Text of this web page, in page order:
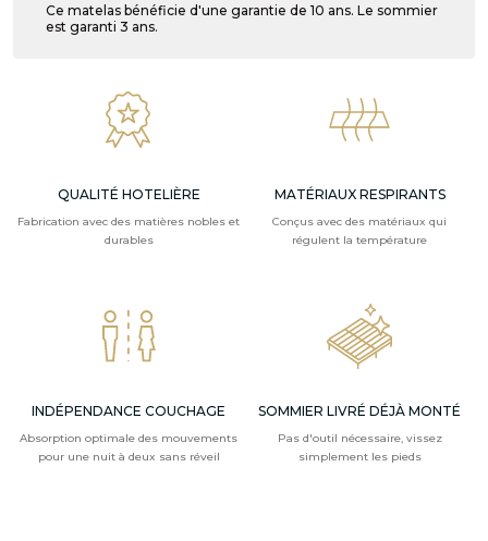
Ce matelas bénéficie d'une garantie de 10 ans. Le sommier
est garanti 3 ans.
QUALITÉ HOTELIÈRE
Fabrication avec des matières nobles et
durables
MATÉRIAUX RESPIRANTS
Conçus avec des matériaux qui
régulent la température
INDÉPENDANCE COUCHAGE
Absorption optimale des mouvements
pour une nuit à deux sans réveil
SOMMIER LIVRÉ DÉJÀ MONTÉ
Pas d'outil nécessaire, vissez
simplement les pieds